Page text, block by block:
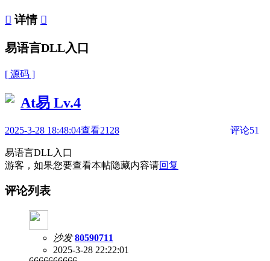
 详情 
易语言DLL入口
[ 源码 ]
At易 Lv.4
2025-3-28 18:48:04查看2128 评论51
易语言DLL入口
游客，如果您要查看本帖隐藏内容请回复
评论列表
沙发 80590711
2025-3-28 22:22:01